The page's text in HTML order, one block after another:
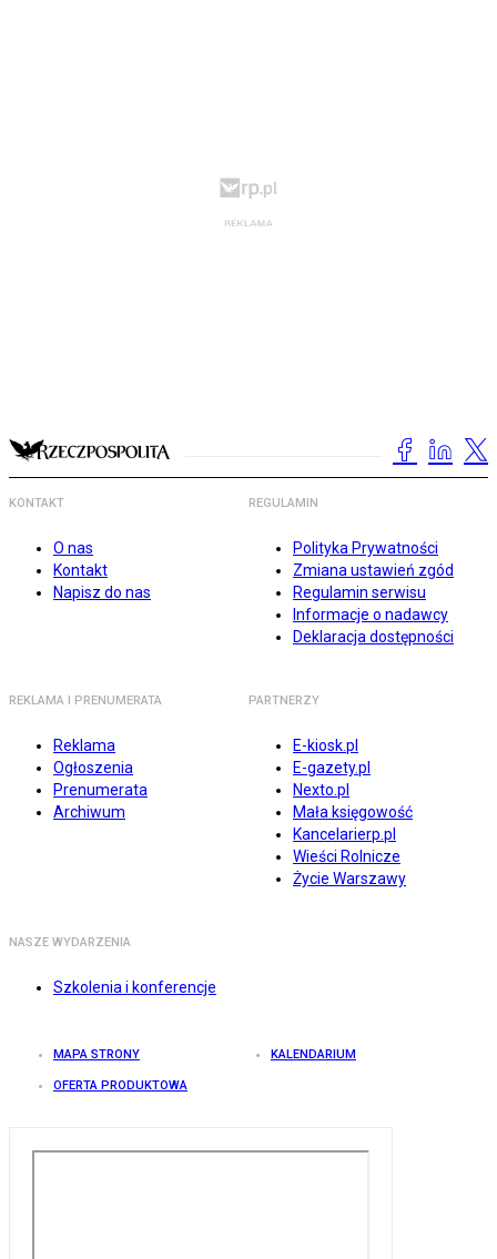
KONTAKT
O nas
Kontakt
Napisz do nas
REGULAMIN
Polityka Prywatności
Zmiana ustawień zgód
Regulamin serwisu
Informacje o nadawcy
Deklaracja dostępności
REKLAMA I PRENUMERATA
Reklama
Ogłoszenia
Prenumerata
Archiwum
PARTNERZY
E-kiosk.pl
E-gazety.pl
Nexto.pl
Mała księgowość
Kancelarierp.pl
Wieści Rolnicze
Życie Warszawy
NASZE WYDARZENIA
Szkolenia i konferencje
MAPA STRONY KALENDARIUM
OFERTA PRODUKTOWA